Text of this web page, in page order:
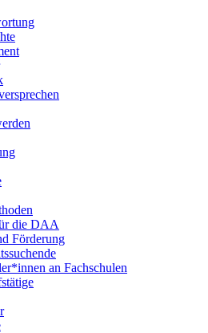
die DAA
Förderung
an Fachschulen